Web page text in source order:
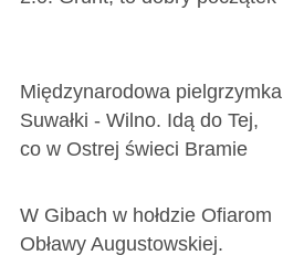
Międzynarodowa pielgrzymka
Suwałki - Wilno. Idą do Tej,
co w Ostrej świeci Bramie
W Gibach w hołdzie Ofiarom
Obławy Augustowskiej.